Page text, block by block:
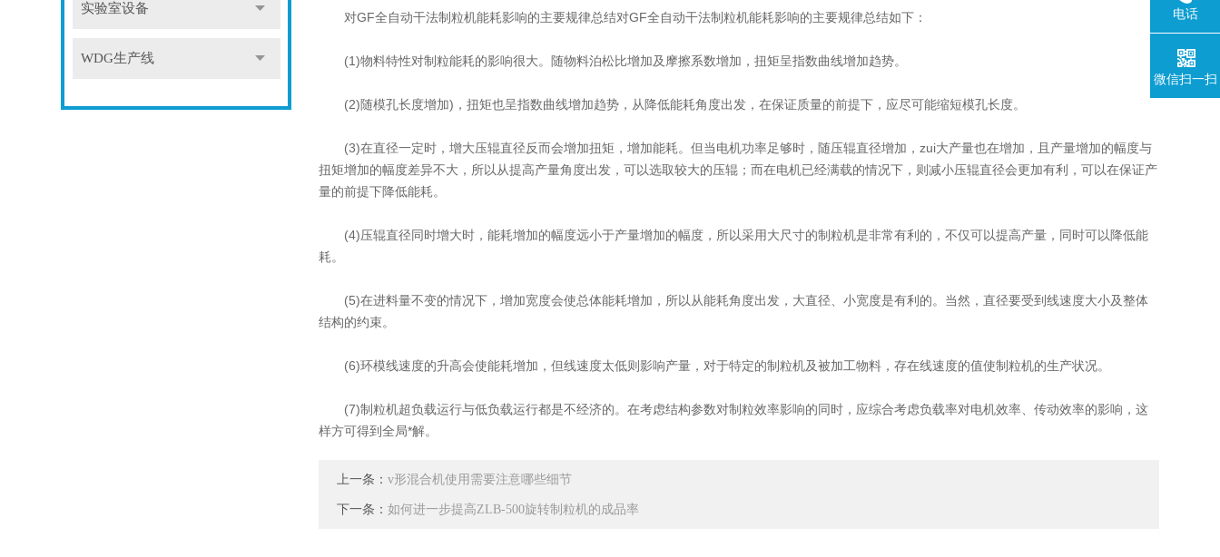
实验室设备
WDG生产线
对GF全自动干法制粒机能耗影响的主要规律总结对GF全自动干法制粒机能耗影响的主要规律总结如下：
(1)物料特性对制粒能耗的影响很大。随物料泊松比增加及摩擦系数增加，扭矩呈指数曲线增加趋势。
(2)随模孔长度增加)，扭矩也呈指数曲线增加趋势，从降低能耗角度出发，在保证质量的前提下，应尽可能缩短模孔长度。
(3)在直径一定时，增大压辊直径反而会增加扭矩，增加能耗。但当电机功率足够时，随压辊直径增加，zui大产量也在增加，且产量增加的幅度与
扭矩增加的幅度差异不大，所以从提高产量角度出发，可以选取较大的压辊；而在电机已经满载的情况下，则减小压辊直径会更加有利，可以在保证产
量的前提下降低能耗。
(4)压辊直径同时增大时，能耗增加的幅度远小于产量增加的幅度，所以采用大尺寸的制粒机是非常有利的，不仅可以提高产量，同时可以降低能
耗。
(5)在进料量不变的情况下，增加宽度会使总体能耗增加，所以从能耗角度出发，大直径、小宽度是有利的。当然，直径要受到线速度大小及整体
结构的约束。
(6)环模线速度的升高会使能耗增加，但线速度太低则影响产量，对于特定的制粒机及被加工物料，存在线速度的值使制粒机的生产状况。
(7)制粒机超负载运行与低负载运行都是不经济的。在考虑结构参数对制粒效率影响的同时，应综合考虑负载率对电机效率、传动效率的影响，这
样方可得到全局*解。
上一条：v形混合机使用需要注意哪些细节
下一条：如何进一步提高ZLB-500旋转制粒机的成品率
电话
微信扫一扫